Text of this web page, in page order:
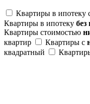
Квартиры в ипотеку
Квартиры в ипотеку без
Квартиры стоимостью
квартир
Квартиры с
квадратный